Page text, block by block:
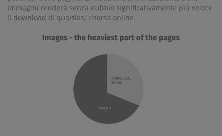
immagini renderà senza dubbio significativamente più veloce
il download di qualsiasi risorsa online.